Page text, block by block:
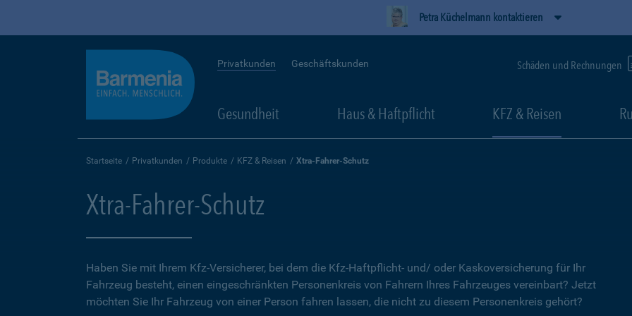
Petra Küchelmann kontaktieren
Privatkunden Geschäftskunden Schäden und Rechnungen
Gesundheit Haus & Haftpflicht KFZ & Reisen
Startseite Privatkunden Produkte KFZ & Reisen Xtra-Fahrer-Schutz
Xtra-Fahrer-Schutz
Haben Sie mit Ihrem Kfz-Versicherer, bei dem die Kfz-Haftpflicht- und/ oder Kaskoversicherung für Ihr
Fahrzeug besteht, einen eingeschränkten Personenkreis von Fahrern Ihres Fahrzeuges vereinbart? Jetzt
möchten Sie Ihr Fahrzeug von einer Person fahren lassen, die nicht zu diesem Personenkreis gehört?